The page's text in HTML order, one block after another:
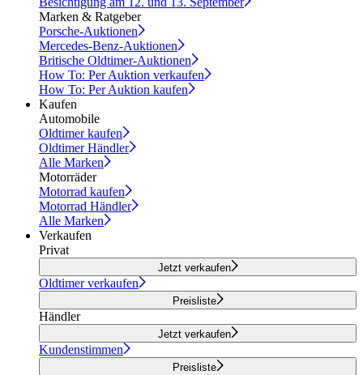
Marken & Ratgeber
Porsche-Auktionen
Mercedes-Benz-Auktionen
Britische Oldtimer-Auktionen
How To: Per Auktion verkaufen
How To: Per Auktion kaufen
Kaufen
Automobile
Oldtimer kaufen
Oldtimer Händler
Alle Marken
Motorräder
Motorrad kaufen
Motorrad Händler
Alle Marken
Verkaufen
Privat
Jetzt verkaufen
Oldtimer verkaufen
Preisliste
Händler
Jetzt verkaufen
Kundenstimmen
Preisliste